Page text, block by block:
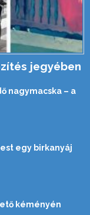
jegyében
nagymacska – a
egy birkanyáj
kéményén